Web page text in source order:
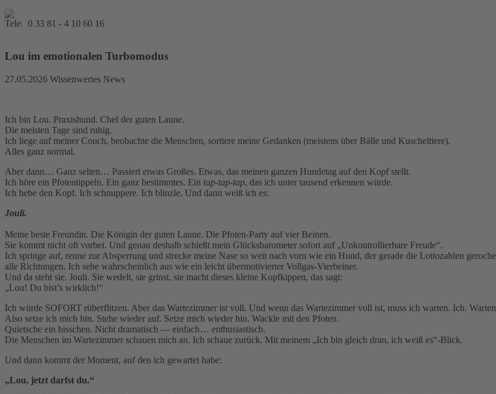
0 33 81 - 4 10 60 16
Lou im emotionalen Turbomodus
27.05.2026 Wissenwertes News
Ich bin Lou. Praxishund. Chef der guten Laune.
Die meisten Tage sind ruhig.
Ich liege auf meiner Couch, beobachte die Menschen, sortiere meine Gedanken (meistens über Bälle und Kuscheltiere).
Alles ganz normal.
Aber dann… Ganz selten… Passiert etwas Großes. Etwas, das meinen ganzen Hundetag auf den Kopf stellt.
Ich höre ein Pfotentippeln. Ein ganz bestimmtes. Ein tap-tap-tap, das ich unter tausend erkennen würde.
Ich hebe den Kopf. Ich schnuppere. Ich blinzle. Und dann weiß ich es:
Jouli.
Meine beste Freundin. Die Königin der guten Laune. Die Pfoten-Party auf vier Beinen.
Sie kommt nicht oft vorbei. Und genau deshalb schießt mein Glücksbarometer sofort auf „Unkontrollierbare Freude“.
Ich springe auf, renne zur Absperrung und strecke meine Nase so weit nach vorn wie ein Hund, der gerade die Lottozahlen
alle Richtungen. Ich sehe wahrscheinlich aus wie ein leicht übermotivierter Vollgas-Vierbeiner.
Und da steht sie. Jouli. Sie wedelt, sie grinst, sie macht dieses kleine Kopfkippen, das sagt:
„Lou! Du bist’s wirklich!“
Ich würde SOFORT rüberflitzen. Aber das Wartezimmer ist voll. Und wenn das Wartezimmer voll ist, muss ich warten. Ich.
Also setze ich mich hin. Stehe wieder auf. Setze mich wieder hin. Wackle mit den Pfoten.
Quietsche ein bisschen. Nicht dramatisch — einfach… enthusiastisch.
Die Menschen im Wartezimmer schauen mich an. Ich schaue zurück. Mit meinem „Ich bin gleich dran, ich weiß es“-Blick.
Und dann kommt der Moment, auf den ich gewartet habe:
„Lou, jetzt darfst du.“